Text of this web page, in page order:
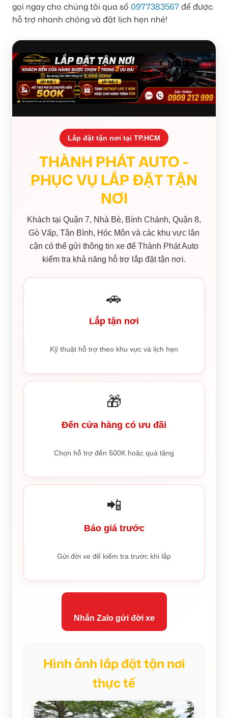
gọi ngay cho chúng tôi qua số 0977383567để được
hỗ trợ nhanh chóng và đặt lịch hẹn nhé!
Lắp đặt tận nơi tại TP.HCM
THÀNH PHÁT AUTO -
PHỤC VỤ LẮP ĐẶT TẬN
NƠI
Khách tại Quận 7, Nhà Bè, Bình Chánh, Quận 8,
Gò Vấp, Tân Bình, Hóc Môn và các khu vực lân
cận có thể gửi thông tin xe để Thành Phát Auto
kiểm tra khả năng hỗ trợ lắp đặt tận nơi.
🚗
Lắp tận nơi
Kỹ thuật hỗ trợ theo khu vực và lịch hẹn
🎁
Đến cửa hàng có ưu đãi
Chọn hỗ trợ đến 500K hoặc quà tặng
📲
Báo giá trước
Gửi đời xe để kiểm tra trước khi lắp
Nhắn Zalo gửi đời xe
Hình ảnh lắp đặt tận nơi
thực tế